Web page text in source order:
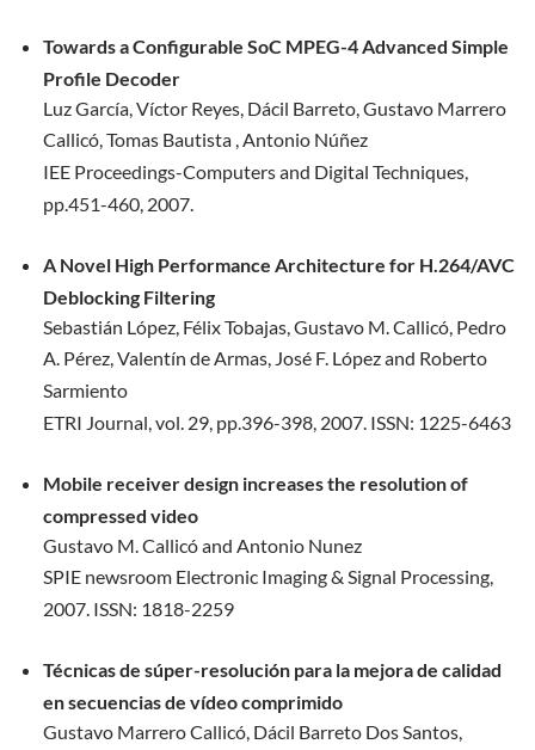
Towards a Configurable SoC MPEG-4 Advanced Simple
Profile Decoder
Luz García, Víctor Reyes, Dácil Barreto, Gustavo Marrero
Callicó,Tomas Bautista , Antonio Núñez
IEE Proceedings-Computers and Digital Techniques,
pp.451-460, 2007.
A Novel High Performance Architecture for H.264/AVC
Deblocking Filtering
Sebastián López, Félix Tobajas, Gustavo M. Callicó, Pedro
A. Pérez,Valentín de Armas, José F. López and Roberto
Sarmiento
ETRI Journal, vol. 29, pp.396-398, 2007. ISSN: 1225-6463
Mobile receiver design increases the resolution of
compressed video
Gustavo M. Callicó and Antonio Nunez
SPIE newsroom Electronic Imaging & Signal Processing,
2007. ISSN: 1818-2259
Técnicas de súper-resolución para la mejora de calidad
en secuencias de vídeocomprimido
Gustavo Marrero Callicó, Dácil Barreto Dos Santos,